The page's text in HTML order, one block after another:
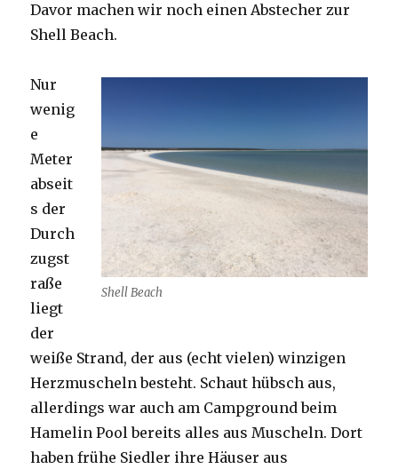
Davor machen wir noch einen Abstecher zur
Shell Beach.
Shell Beach
Nur
wenig
e
Meter
abseit
s der
Durch
zugst
raße
liegt
der
weiße Strand, der aus (echt vielen) winzigen
Herzmuscheln besteht. Schaut hübsch aus,
allerdings war auch am Campground beim
Hamelin Pool bereits alles aus Muscheln. Dort
haben frühe Siedler ihre Häuser aus